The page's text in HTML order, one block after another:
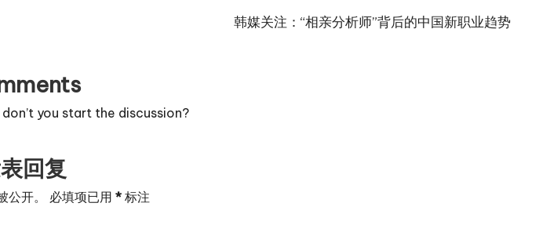
韩媒关注：“相亲分析师”背后的中国新职业趋势
you start the discussion?
回复
开。 必填项已用 * 标注